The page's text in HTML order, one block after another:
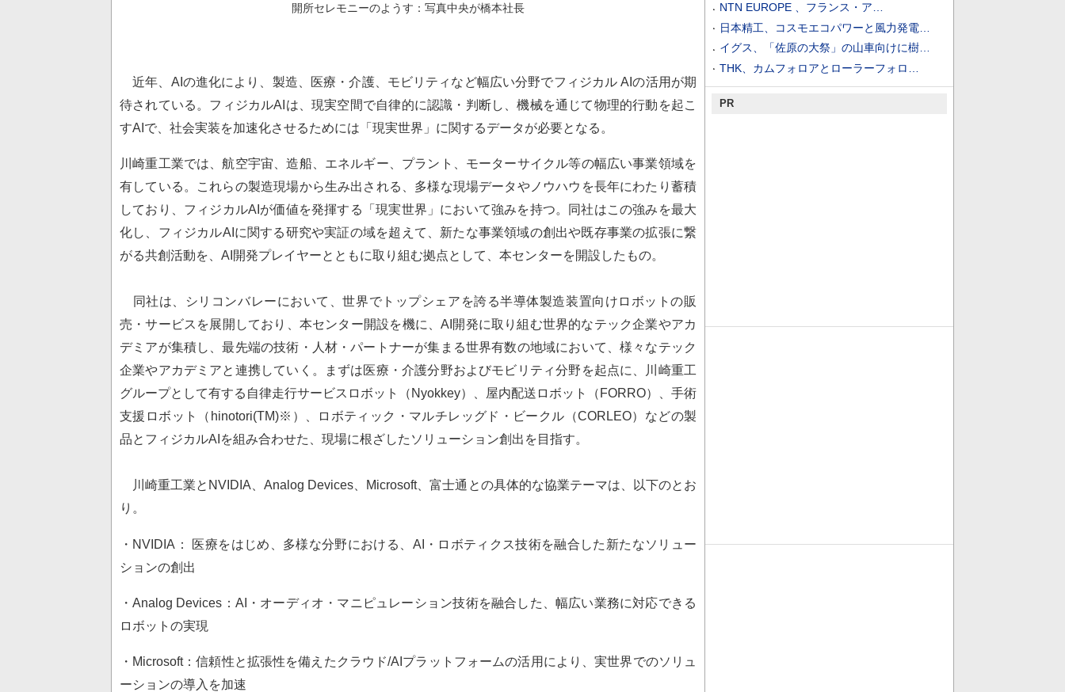
開所セレモニーのようす：写真中央が橋本社長
近年、AIの進化により、製造、医療・介護、モビリティなど幅広い分野でフィジカル AIの活用が期
待されている。フィジカルAIは、現実空間で自律的に認識・判断し、機械を通じて物理的行動を起こ
すAIで、社会実装を加速化させるためには「現実世界」に関するデータが必要となる。
川崎重工業では、航空宇宙、造船、エネルギー、プラント、モーターサイクル等の幅広い事業領域を
有している。これらの製造現場から生み出される、多様な現場データやノウハウを長年にわたり蓄積
しており、フィジカルAIが価値を発揮する「現実世界」において強みを持つ。同社はこの強みを最大
化し、フィジカルAIに関する研究や実証の域を超えて、新たな事業領域の創出や既存事業の拡張に繋
がる共創活動を、AI開発プレイヤーとともに取り組む拠点として、本センターを開設したもの。
同社は、シリコンバレーにおいて、世界でトップシェアを誇る半導体製造装置向けロボットの販
売・サービスを展開しており、本センター開設を機に、AI開発に取り組む世界的なテック企業やアカ
デミアが集積し、最先端の技術・人材・パートナーが集まる世界有数の地域において、様々なテック
企業やアカデミアと連携していく。まずは医療・介護分野およびモビリティ分野を起点に、川崎重工
グループとして有する自律走行サービスロボット（Nyokkey）、屋内配送ロボット（FORRO）、手術
支援ロボット（hinotori(TM)※）、ロボティック・マルチレッグド・ビークル（CORLEO）などの製
品とフィジカルAIを組み合わせた、現場に根ざしたソリューション創出を目指す。
川崎重工業とNVIDIA、Analog Devices、Microsoft、富士通との具体的な協業テーマは、以下のとお
り。
・NVIDIA： 医療をはじめ、多様な分野における、AI・ロボティクス技術を融合した新たなソリュー
ションの創出
・Analog Devices：AI・オーディオ・マニピュレーション技術を融合した、幅広い業務に対応できる
ロボットの実現
・Microsoft：信頼性と拡張性を備えたクラウド/AIプラットフォームの活用により、実世界でのソリュ
ーションの導入を加速
NTN EUROPE 、フランス・ア…
日本精工、コスモエコパワーと風力発電…
イグス、「佐原の大祭」の山車向けに樹…
THK、カムフォロアとローラーフォロ…
PR